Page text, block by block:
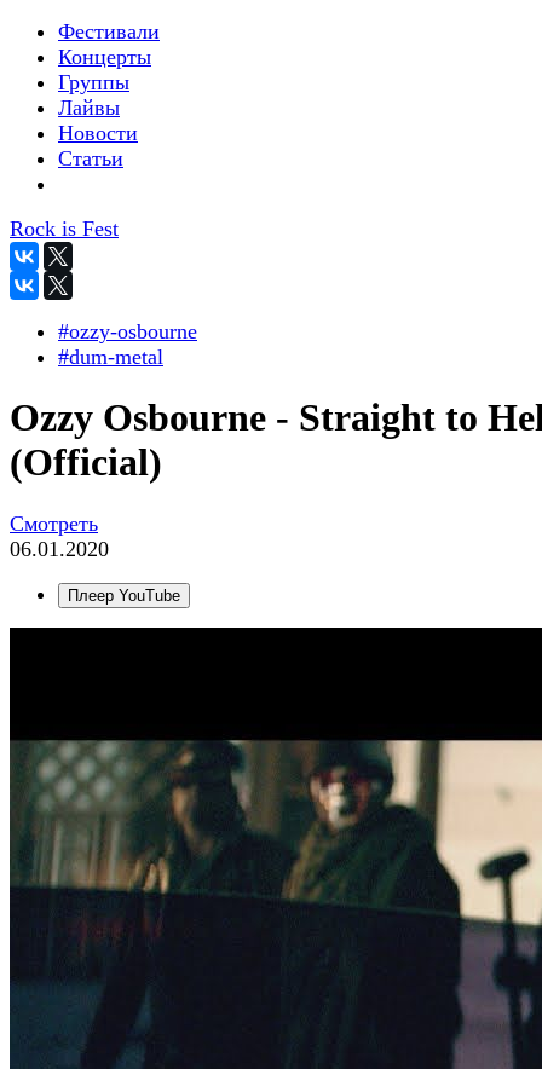
Фестивали
Концерты
Группы
Лайвы
Новости
Статьи
Rock is Fest
#ozzy-osbourne
#dum-metal
Ozzy Osbourne - Straight to
(Official)
Смотреть
06.01.2020
Плеер YouTube